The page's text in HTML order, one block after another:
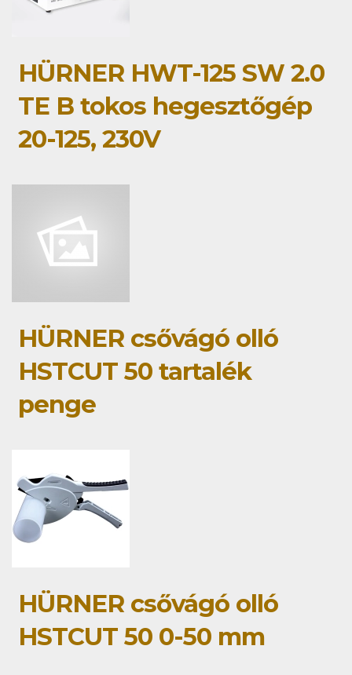
HÜRNER HWT-125 SW 2.0
TE B tokos hegesztőgép
20-125, 230V
HÜRNER csővágó olló
HSTCUT 50 tartalék
penge
HÜRNER csővágó olló
HSTCUT 50 0-50 mm